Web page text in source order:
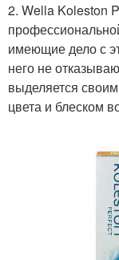
2. Wella Koleston
имеющие дело с
него не
выделяется
цвета и блеском